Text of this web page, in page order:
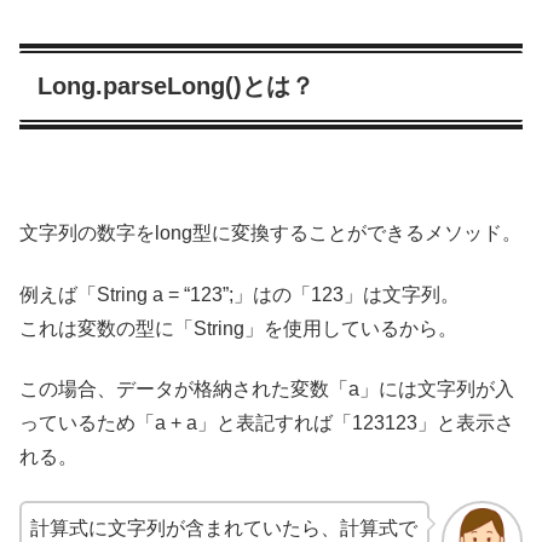
Long.parseLong()とは？
文字列の数字をlong型に変換することができるメソッド。
例えば「String a = “123”;」はの「123」は文字列。
これは変数の型に「String」を使用しているから。
この場合、データが格納された変数「a」には文字列が入
っているため「a + a」と表記すれば「123123」と表示さ
れる。
計算式に文字列が含まれていたら、計算式で